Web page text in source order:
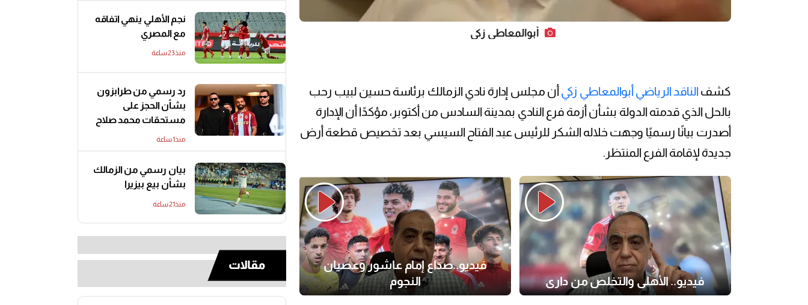
أبوالمعاطي زكي
كشف الناقد الرياضي أبوالمعاطي زكيأن مجلس إدارة نادي الزمالك برئاسة حسين لبيب رحب
بالحل الذي قدمته الدولة بشأن أزمة فرع النادي بمدينة السادس من أكتوبر، مؤكدًا أن الإدارة
أصدرت بيانًا رسميًا وجهت خلاله الشكر للرئيس عبد الفتاح السيسي بعد تخصيص قطعة أرض
جديدة لإقامة الفرع المنتظر.
فيديو.. الأهلي والتخلص من داري
فيديو..صداع إمام عاشور وعصيان
النجوم
نجم الأهلي ينهي اتفاقه
مع المصري
منذ23 ساعة
رد رسمي من طرابزون
بشأن الحجز على
مستحقات محمد صلاح
منذ1 ساعة
بيان رسمي من الزمالك
بشأن بيع بيزيرا
منذ21 ساعة
مقالات